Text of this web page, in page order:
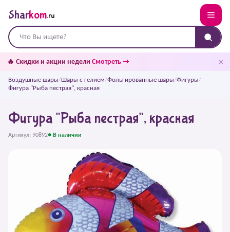
Sharkom.ru
🔥 Скидки и акции недели Смотреть → ✕
Воздушные шары/Шары с гелием/Фольгированные шары/Фигуры/
Фигура "Рыба пестрая", красная
Фигура "Рыба пестрая", красная
Артикул: 90892● В наличии